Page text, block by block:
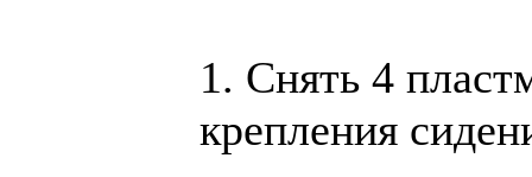
1. Снять 4
крепления